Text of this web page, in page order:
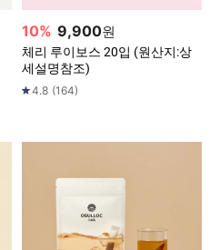
10% 9,900원
체리 루이보스 20입 (원산지:상
세설명참조)
4.8 (164)